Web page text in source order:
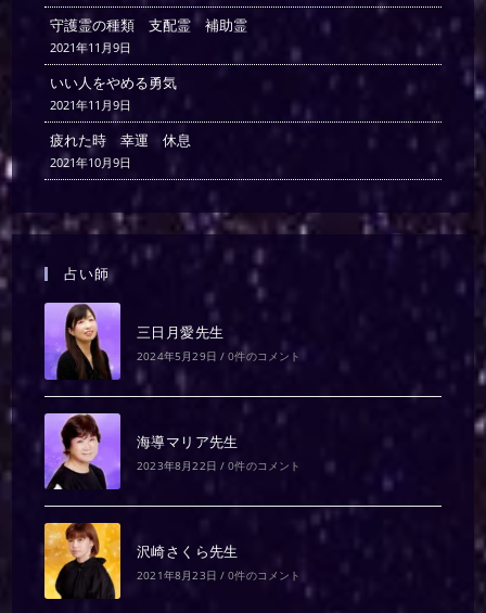
守護霊の種類 支配霊 補助霊
2021年11月9日
いい人をやめる勇気
2021年11月9日
疲れた時 幸運 休息
2021年10月9日
占い師
三日月愛先生
2024年5月29日 / 0件のコメント
海導マリア先生
2023年8月22日 / 0件のコメント
沢崎さくら先生
2021年8月23日 / 0件のコメント